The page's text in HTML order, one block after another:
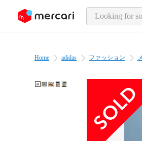
page content
Home adidas ファッション